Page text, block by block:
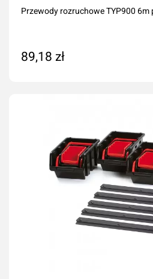
Przewody rozruchowe TYP900 6m
89,18 zł